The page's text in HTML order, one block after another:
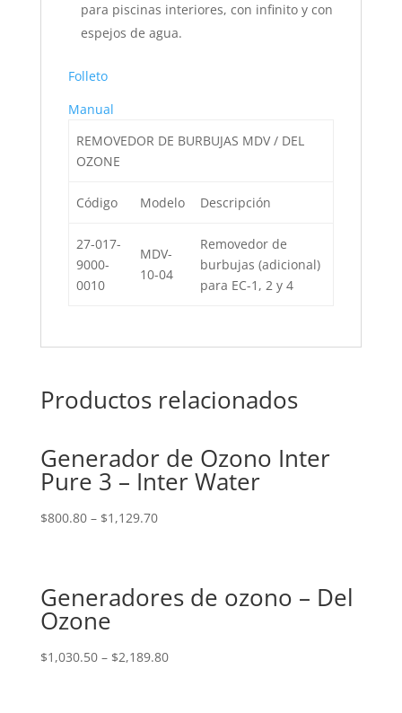
para piscinas interiores, con infinito y con
espejos de agua.
Folleto
Manual
REMOVEDOR DE BURBUJAS MDV / DEL
OZONE
Código Modelo Descripción
27-017-
9000-
0010
MDV-
10-04
Removedor de
burbujas (adicional)
para EC-1, 2 y 4
Productos relacionados
Generador de Ozono Inter
Pure 3 – Inter Water
$800.80– $1,129.70
Generadores de ozono – Del
Ozone
$1,030.50– $2,189.80